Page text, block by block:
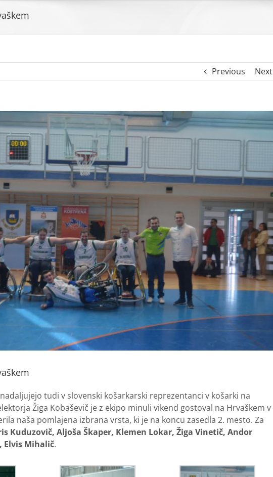
Previous Next
tudi v slovenski košarkarski reprezentanci v košarki na
Žiga Kobaševič je z ekipo minuli vikend gostoval na Hrvaškem v
naša pomlajena izbrana vrsta, ki je na koncu zasedla 2. mesto. Za
Kuduzovič, Aljoša Škaper, Klemen Lokar, Žiga Vinetič, Andor
Elvis Mihalič.